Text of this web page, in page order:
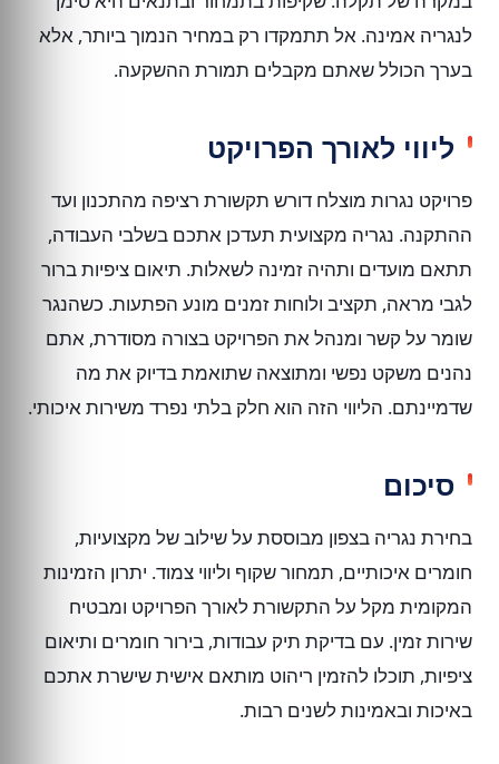
לנגריה אמינה. אל תתמקדו רק במחיר הנמוך ביותר, אלא
בערך הכולל שאתם מקבלים תמורת ההשקעה.
ליווי לאורך הפרויקט
פרויקט נגרות מוצלח דורש תקשורת רציפה מהתכנון ועד
ההתקנה. נגריה מקצועית תעדכן אתכם בשלבי העבודה,
תתאם מועדים ותהיה זמינה לשאלות. תיאום ציפיות ברור
לגבי מראה, תקציב ולוחות זמנים מונע הפתעות. כשהנגר
שומר על קשר ומנהל את הפרויקט בצורה מסודרת, אתם
נהנים משקט נפשי ומתוצאה שתואמת בדיוק את מה
שדמיינתם. הליווי הזה הוא חלק בלתי נפרד משירות איכותי.
סיכום
בחירת נגריה בצפון מבוססת על שילוב של מקצועיות,
חומרים איכותיים, תמחור שקוף וליווי צמוד. יתרון הזמינות
המקומית מקל על התקשורת לאורך הפרויקט ומבטיח
שירות זמין. עם בדיקת תיק עבודות, בירור חומרים ותיאום
ציפיות, תוכלו להזמין ריהוט מותאם אישית שישרת אתכם
באיכות ובאמינות לשנים רבות.